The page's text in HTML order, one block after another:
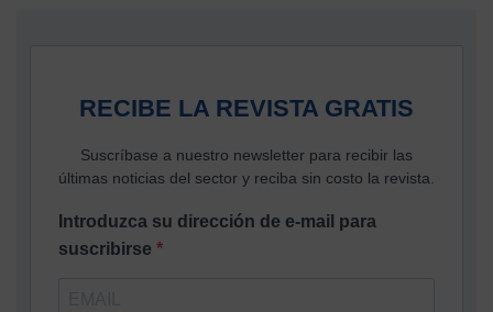
RECIBE LA REVISTA GRATIS
Suscríbase a nuestro newsletter para recibir las
últimas noticias del sector y reciba sin costo la revista.
Introduzca su dirección de e-mail para
suscribirse